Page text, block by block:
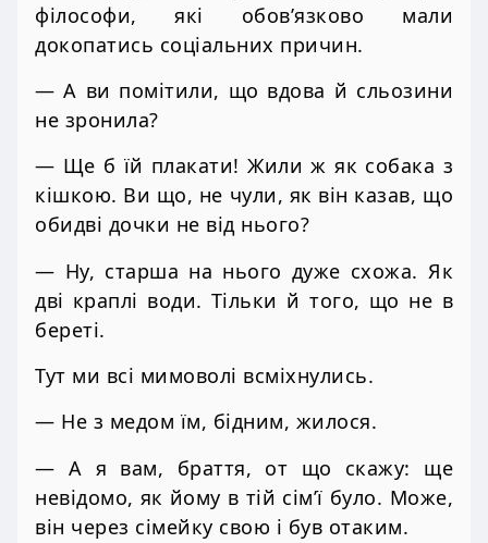
філософи, які обов’язково мали
докопатись соціальних причин.
— А ви помітили, що вдова й сльозини
не зронила?
— Ще б їй плакати! Жили ж як собака з
кішкою. Ви що, не чули, як він казав, що
обидві дочки не від нього?
— Ну, старша на нього дуже схожа. Як
дві краплі води. Тільки й того, що не в
береті.
Тут ми всі мимоволі всміхнулись.
— Не з медом їм, бідним, жилося.
— А я вам, браття, от що скажу: ще
невідомо, як йому в тій сім’ї було. Може,
він через сімейку свою і був отаким.